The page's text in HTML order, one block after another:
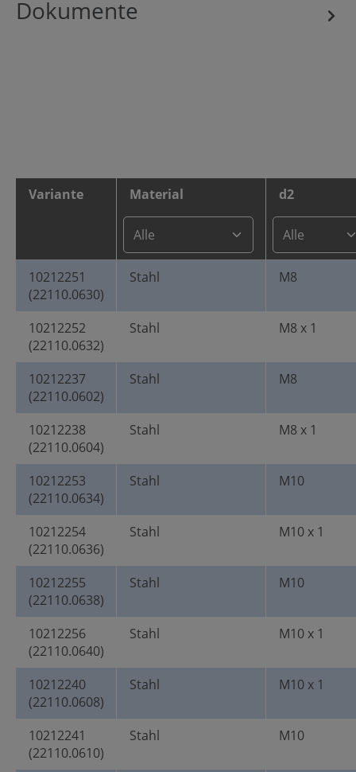
Dokumente
Variante Material d2
10212251
(22110.0630)
Stahl M8
10212252
(22110.0632)
Stahl M8 x 1
10212237
(22110.0602)
Stahl M8
10212238
(22110.0604)
Stahl M8 x 1
10212253
(22110.0634)
Stahl M10
10212254
(22110.0636)
Stahl M10 x 1
10212255
(22110.0638)
Stahl M10
10212256
(22110.0640)
Stahl M10 x 1
10212240
(22110.0608)
Stahl M10 x 1
10212241
(22110.0610)
Stahl M10